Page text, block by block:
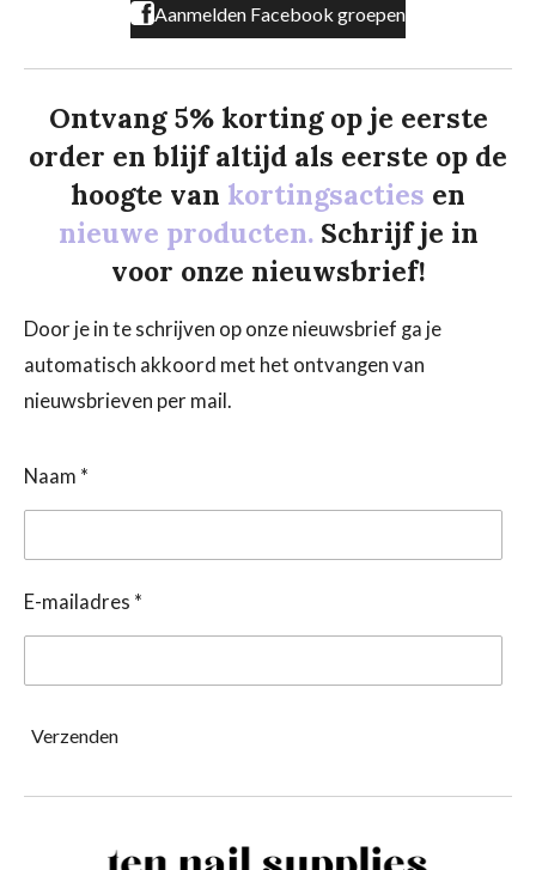
Aanmelden Facebook groepen
Ontvang 5% korting op je eerste
order en blijf altijd als eerste op de
hoogte van kortingsacties en
nieuwe producten. Schrijf je in
voor onze nieuwsbrief!
Door je in te schrijven op onze nieuwsbrief ga je
automatisch akkoord met het ontvangen van
nieuwsbrieven per mail.
Naam *
E-mailadres *
Verzenden